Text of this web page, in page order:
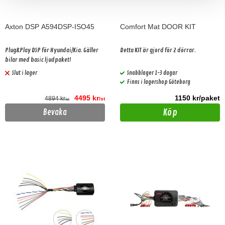
Axton DSP A594DSP-ISO45
Plug&Play DSP för Hyundai/Kia. Gäller
bilar med basic ljudpaket!
Slut i lager
4894 kr/st 4495 kr/st
Bevaka
Comfort Mat DOOR KIT
Detta KIT är gjord för 2 dörrar.
Snabblager 1-3 dagar
Finns i lagershop Göteborg
1150 kr/paket
Köp